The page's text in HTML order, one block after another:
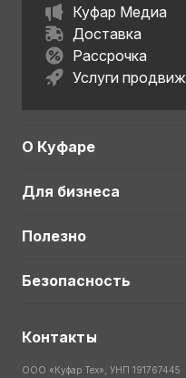
Куфар Медиа
Доставка
Рассрочка
Услуги
О Куфаре
Для бизнеса
Полезно
Безопасность
Контакты
ООО «Куфар Тех», УНП 191767445